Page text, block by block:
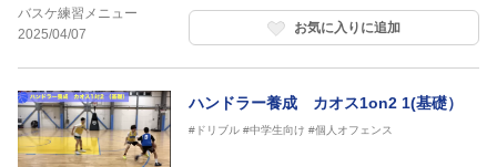
バスケ練習メニュー
2025/04/07
お気に入りに追加
ハンドラー養成 カオス1on2 1(基礎）
#ドリブル #中学生向け #個人オフェンス